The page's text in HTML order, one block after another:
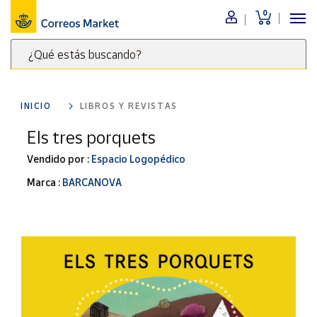
0
¿Qué estás buscando?
clave
para
buscar
productos
Menú
Nuestro
catálogo
Alimentación
Bebidas
Ocio y cultura
Juguetes y
Merchandising
INICIO LIBROS Y REVISTAS
Els tres porquets
Vendido por : Espacio Logopédico
Marca : BARCANOVA